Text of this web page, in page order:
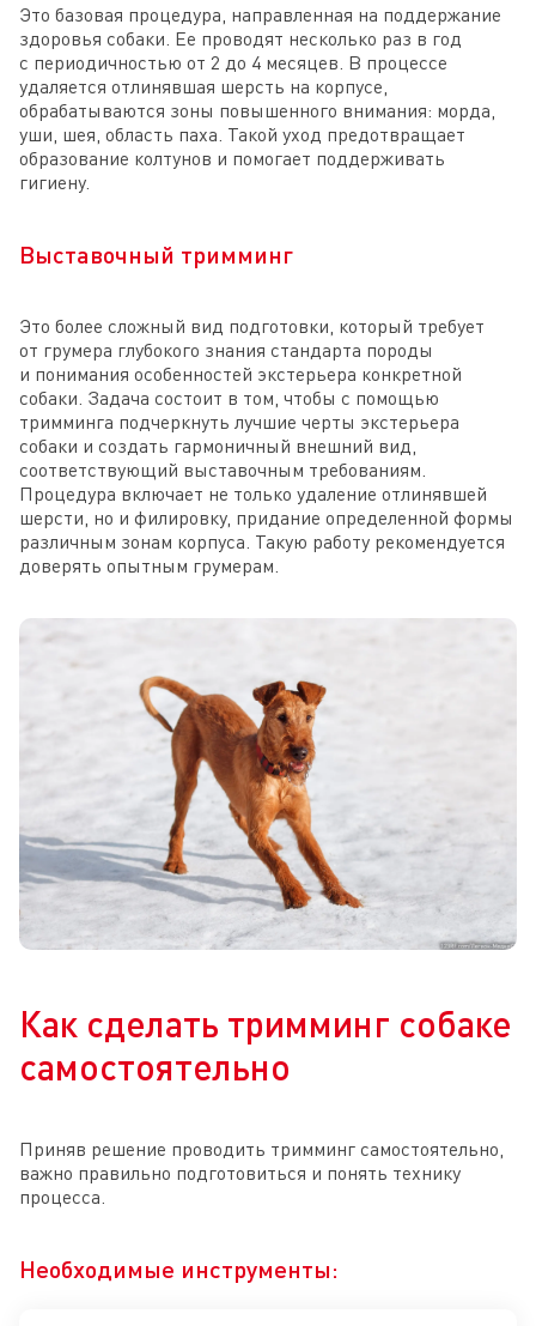
Это базовая процедура, направленная на поддержание
здоровья собаки. Ее проводят несколько раз в год
с периодичностью от 2 до 4 месяцев. В процессе
удаляется отлинявшая шерсть на корпусе,
обрабатываются зоны повышенного внимания: морда,
уши, шея, область паха. Такой уход предотвращает
образование колтунов и помогает поддерживать
гигиену.
Выставочный тримминг
Это более сложный вид подготовки, который требует
от грумера глубокого знания стандарта породы
и понимания особенностей экстерьера конкретной
собаки. Задача состоит в том, чтобы с помощью
тримминга подчеркнуть лучшие черты экстерьера
собаки и создать гармоничный внешний вид,
соответствующий выставочным требованиям.
Процедура включает не только удаление отлинявшей
шерсти, но и филировку, придание определенной формы
различным зонам корпуса. Такую работу рекомендуется
доверять опытным грумерам.
Как сделать тримминг собаке
самостоятельно
Приняв решение проводить тримминг самостоятельно,
важно правильно подготовиться и понять технику
процесса.
Необходимые инструменты: